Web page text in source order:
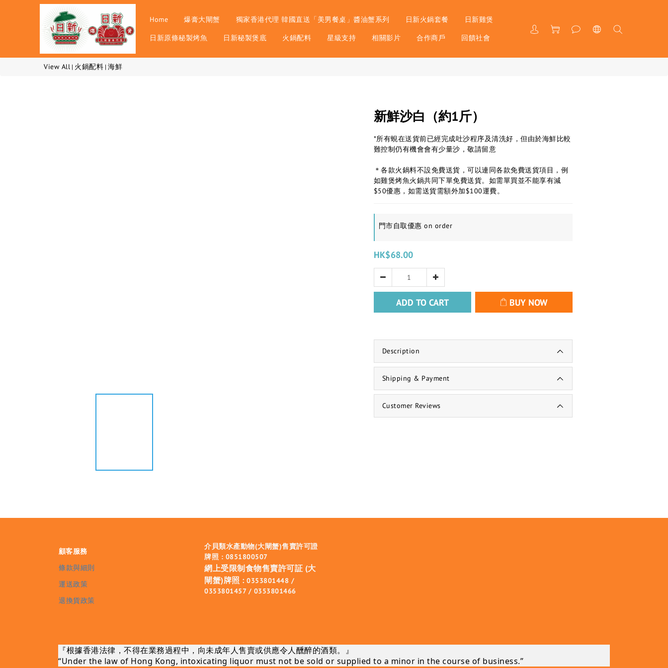
Home 爆膏大閘蟹 獨家香港代理 韓國直送「美男餐桌」醬油蟹系列 日新火鍋套餐 日新雞煲
日新原條秘製烤魚 日新秘製煲底 火鍋配料 星級支持 相關影片 合作商戶 回饋社會
View All | 火鍋配料 | 海鮮
新鮮沙白（約1斤）
*所有蜆在送貨前已經完成吐沙程序及清洗好，但由於海鮮比較
難控制仍有機會會有少量沙，敬請留意
＊各款火鍋料不設免費送貨，可以連同各款免費送貨項目，例
如雞煲烤魚火鍋共同下單免費送貨。如需單買並不能享有減
$50優惠，如需送貨需額外加$100運費。
門市自取優惠 on order
HK$68.00
ADD TO CART BUY NOW
Description
Shipping & Payment
Customer Reviews
顧客服務
條款與細則
運送政策
退換貨政策
介貝類水產動物(大閘蟹)售賣許可證
牌照 : 0851800507
網上受限制食物售賣許可証 (大
閘蟹)牌照 : 0353801448 /
0353801457 / 0353801466
『根據香港法律，不得在業務過程中，向未成年人售賣或供應令人醺醉的酒類。』
“Under the law of Hong Kong, intoxicating liquor must not be sold or supplied to a minor in the course of business.”